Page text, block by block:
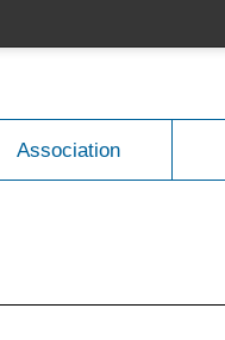
Association